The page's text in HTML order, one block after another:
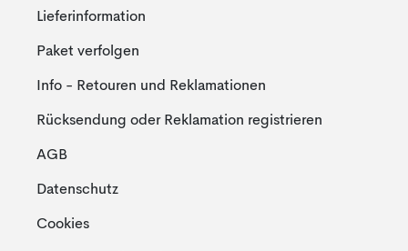
Lieferinformation
Paket verfolgen
Info - Retouren und Reklamationen
Rücksendung oder Reklamation registrieren
AGB
Datenschutz
Cookies